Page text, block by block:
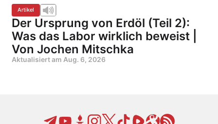
Artikel
Der Ursprung von Erdöl (Teil 2):
Was das Labor wirklich beweist |
Von Jochen Mitschka
Aktualisiert am Aug. 6, 2026